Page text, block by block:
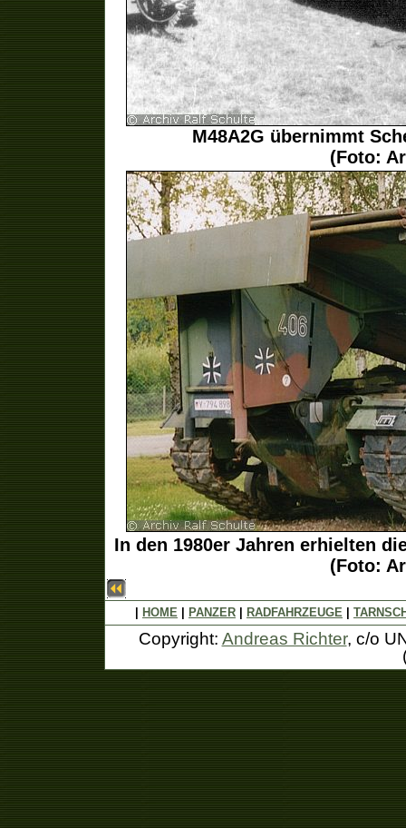
M48A2G übernimmt
(Foto:
In den 1980er Jahren erhielten
(Foto:
HOME PANZER RADFAHRZEUGE
Copyright: Andreas Richter, c/o